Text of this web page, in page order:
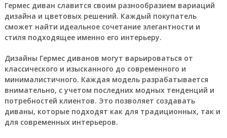
Гермес диван славится своим разнообразием вариаций
дизайна и цветовых решений. Каждый покупатель
сможет найти идеальное сочетание элегантности и
стиля подходящее именно его интерьеру.
Дизайны Гермес диванов могут варьироваться от
классического и изысканного до современного и
минималистичного. Каждая модель разрабатывается
внимательно, с учетом последних модных тенденций и
потребностей клиентов. Это позволяет создавать
диваны, которые подходят как для традиционных, так и
для современных интерьеров.